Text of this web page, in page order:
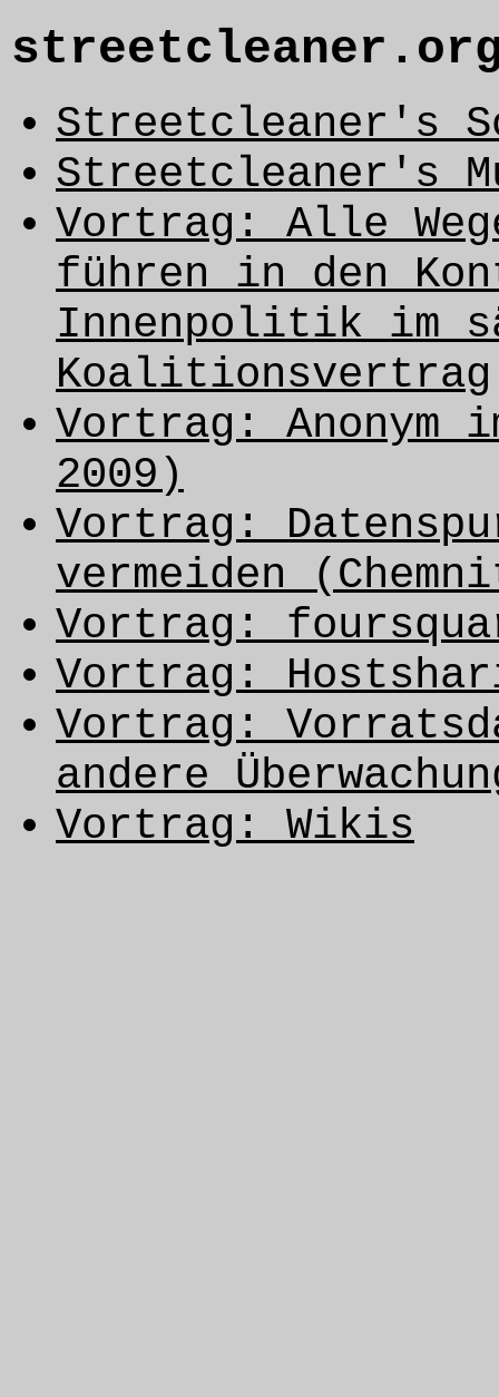
Streetcleaner's
Streetcleaner's
Vortrag: Alle
führen in den
Innenpolitik im
Koalitionsvertrag
Vortrag: Anonym
2009)
Vortrag:
vermeiden
Vortrag:
Vortrag:
Vortrag:
andere
Vortrag: Wikis